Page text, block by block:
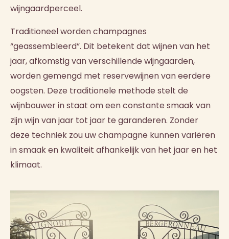
wijngaardperceel.
Traditioneel worden champagnes
“geassembleerd”. Dit betekent dat wijnen van het
jaar, afkomstig van verschillende wijngaarden,
worden gemengd met reservewijnen van eerdere
oogsten. Deze traditionele methode stelt de
wijnbouwer in staat om een constante smaak van
zijn wijn van jaar tot jaar te garanderen. Zonder
deze techniek zou uw champagne kunnen variëren
in smaak en kwaliteit afhankelijk van het jaar en het
klimaat.